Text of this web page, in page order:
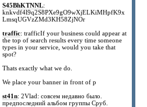
S45BhKTNNL:
knkvdf4l9q2S8PXe9gO9wXjELKiMHpfK9x
LmsqUGVzZMd3KH58ZjNOr
traffic: trafficIf your business could appear at
the top of search results every time someone
types in your service, would you take that
spot?
Thats exactly what we do.
We place your banner in front of p
st41n: 2Vlad: совсем недавно было.
предпоследний альбом группы Сруб.